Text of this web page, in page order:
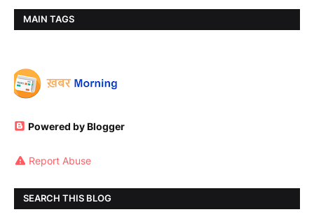
MAIN TAGS
Powered by Blogger
Report Abuse
SEARCH THIS BLOG